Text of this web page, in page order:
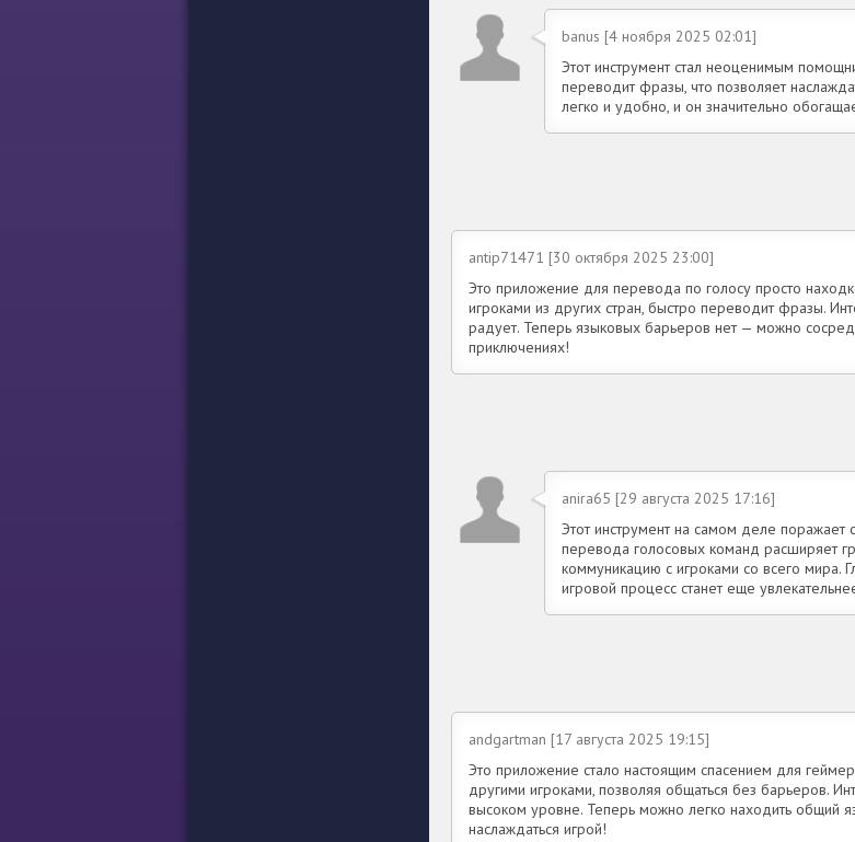
banus [4 ноября 2025 02:01]
Этот инструмент стал неоценимым
переводит фразы, что позволяет
легко и удобно, и он значительно
antip71471 [30 октября 2025 23:00]
Это приложение для перевода по голосу просто
игроками из других стран, быстро переводит фразы.
радует. Теперь языковых барьеров нет — можно
приключениях!
anira65 [29 августа 2025 17:16]
Этот инструмент на самом деле поражает
перевода голосовых команд расширяет
коммуникацию с игроками со всего мира.
игровой процесс станет еще
andgartman [17 августа 2025 19:15]
Это приложение стало настоящим спасением для
другими игроками, позволяя общаться без барьеров.
высоком уровне. Теперь можно легко находить общий
наслаждаться игрой!